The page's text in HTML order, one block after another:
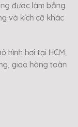
được làm bằng
và kích cỡ khác
hình hơi tại HCM,
giao hàng toàn